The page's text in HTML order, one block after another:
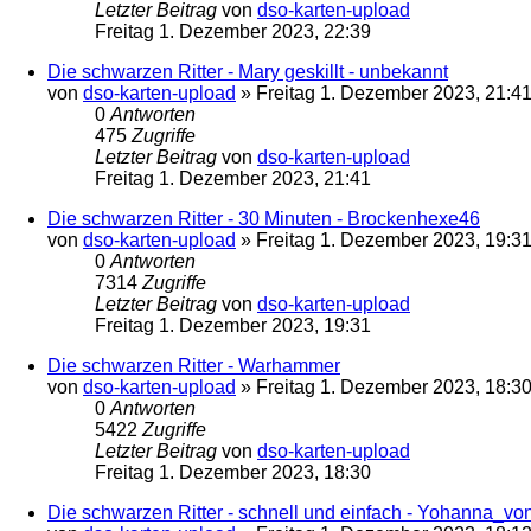
Letzter Beitrag von dso-karten-upload
Freitag 1. Dezember 2023, 22:39
Die schwarzen Ritter - Mary geskillt - unbekannt
von dso-karten-upload » Freitag 1. Dezember 2023, 21:41
0Antworten
475Zugriffe
Letzter Beitrag von dso-karten-upload
Freitag 1. Dezember 2023, 21:41
Die schwarzen Ritter - 30 Minuten - Brockenhexe46
von dso-karten-upload » Freitag 1. Dezember 2023, 19:31
0Antworten
7314Zugriffe
Letzter Beitrag von dso-karten-upload
Freitag 1. Dezember 2023, 19:31
Die schwarzen Ritter - Warhammer
von dso-karten-upload » Freitag 1. Dezember 2023, 18:30
0Antworten
5422Zugriffe
Letzter Beitrag von dso-karten-upload
Freitag 1. Dezember 2023, 18:30
Die schwarzen Ritter - schnell und einfach -